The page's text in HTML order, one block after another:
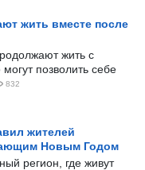
жить вместе после
жить с
позволить себе
832
жителей
Новым Годом
регион, где живут